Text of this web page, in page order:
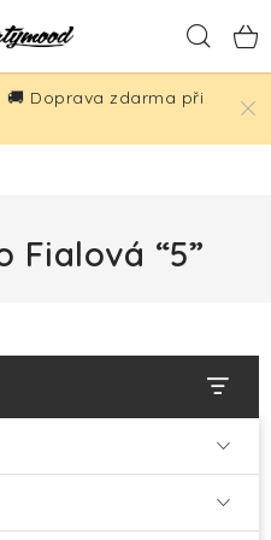
🚚 Doprava zdarma při
Fialová “5”